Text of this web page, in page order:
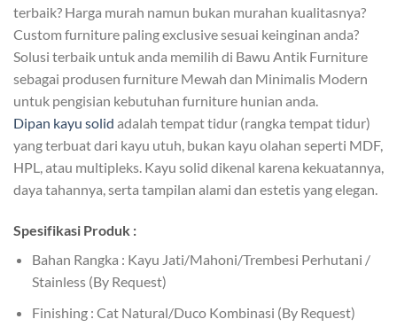
terbaik? Harga murah namun bukan murahan kualitasnya?
Custom furniture paling exclusive sesuai keinginan anda?
Solusi terbaik untuk anda memilih di Bawu Antik Furniture
sebagai produsen furniture Mewah dan Minimalis Modern
untuk pengisian kebutuhan furniture hunian anda.
Dipan kayu solid adalah tempat tidur (rangka tempat tidur)
yang terbuat dari kayu utuh, bukan kayu olahan seperti MDF,
HPL, atau multipleks. Kayu solid dikenal karena kekuatannya,
daya tahannya, serta tampilan alami dan estetis yang elegan.
Spesifikasi Produk :
Bahan Rangka : Kayu Jati/Mahoni/Trembesi Perhutani /
Stainless (By Request)
Finishing : Cat Natural/Duco Kombinasi (By Request)